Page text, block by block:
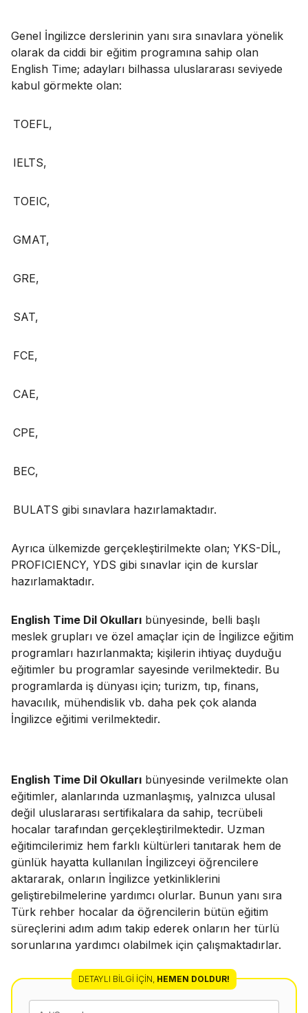
Genel İngilizce derslerinin yanı sıra sınavlara yönelik
olarak da ciddi bir eğitim programına sahip olan
English Time; adayları bilhassa uluslararası seviyede
kabul görmekte olan:
TOEFL,
IELTS,
TOEIC,
GMAT,
GRE,
SAT,
FCE,
CAE,
CPE,
BEC,
BULATS gibi sınavlara hazırlamaktadır.
Ayrıca ülkemizde gerçekleştirilmekte olan; YKS-DİL,
PROFICIENCY, YDS gibi sınavlar için de kurslar
hazırlamaktadır.
English Time Dil Okulları bünyesinde, belli başlı
meslek grupları ve özel amaçlar için de İngilizce eğitim
programları hazırlanmakta; kişilerin ihtiyaç duyduğu
eğitimler bu programlar sayesinde verilmektedir. Bu
programlarda iş dünyası için; turizm, tıp, finans,
havacılık, mühendislik vb. daha pek çok alanda
İngilizce eğitimi verilmektedir.
English Time Dil Okulları bünyesinde verilmekte olan
eğitimler, alanlarında uzmanlaşmış, yalnızca ulusal
değil uluslararası sertifikalara da sahip, tecrübeli
hocalar tarafından gerçekleştirilmektedir. Uzman
eğitimcilerimiz hem farklı kültürleri tanıtarak hem de
günlük hayatta kullanılan İngilizceyi öğrencilere
aktararak, onların İngilizce yetkinliklerini
geliştirebilmelerine yardımcı olurlar. Bunun yanı sıra
Türk rehber hocalar da öğrencilerin bütün eğitim
süreçlerini adım adım takip ederek onların her türlü
sorunlarına yardımcı olabilmek için çalışmaktadırlar.
DETAYLI BILGI İÇIN HEMEN DOLDUR!